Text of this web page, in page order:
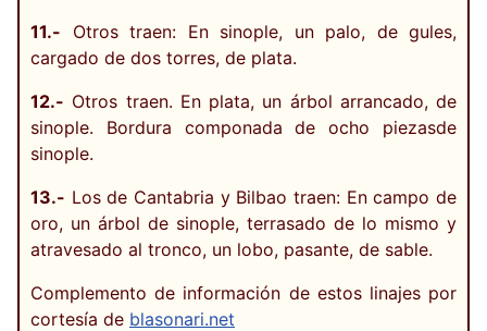
11.- Otros traen: En sinople, un palo, de gules,
cargado de dos torres, de plata.
12.- Otros traen. En plata, un árbol arrancado, de
sinople. Bordura componada de ocho piezasde
sinople.
13.- Los de Cantabria y Bilbao traen: En campo de
oro, un árbol de sinople, terrasado de lo mismo y
atravesado al tronco, un lobo, pasante, de sable.
Complemento de información de estos linajes por
cortesía de blasonari.net